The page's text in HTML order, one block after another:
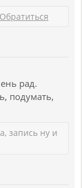
Обратиться
рад.
подумать,
запись ну и